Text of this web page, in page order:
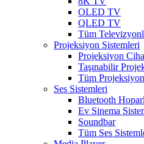
OLED TV
QLED TV
Tüm
Projeksiyon Sistemleri
Projeksiyon
Taşınabilir
Tüm
Ses Sistemleri
Bluetooth
Ev Sinema
Soundbar
Tüm Ses